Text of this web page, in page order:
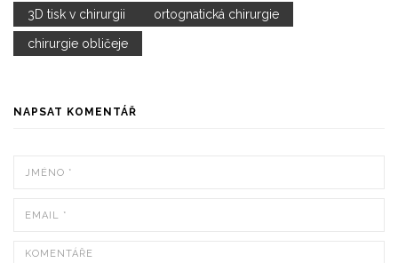
3D tisk v chirurgii ortognatická chirurgie
chirurgie obličeje
NAPSAT KOMENTÁŘ